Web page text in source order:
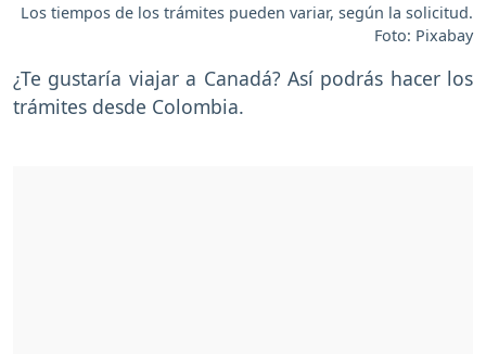
Los tiempos de los trámites pueden variar, según la solicitud.
Foto: Pixabay
¿Te gustaría viajar a Canadá? Así podrás hacer los
trámites desde Colombia.